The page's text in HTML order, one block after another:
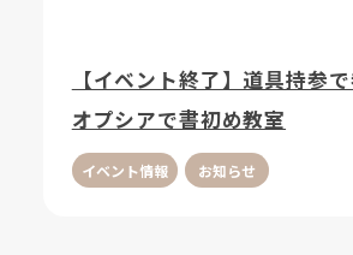
【イベント終了】道具持参
オプシアで書初め教室
イベント情報 お知らせ